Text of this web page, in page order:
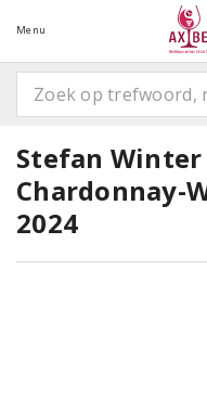
Menu
Stefan Winter
Chardonnay-
2024